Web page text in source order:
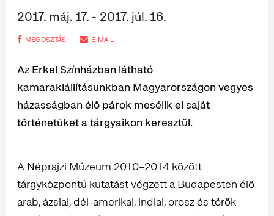
2017. máj. 17. - 2017. júl. 16.
MEGOSZTÁS E-MAIL
Az Erkel Színházban látható
kamarakiállításunkban Magyarországon vegyes
házasságban élő párok mesélik el saját
történetüket a tárgyaikon keresztül.
A Néprajzi Múzeum 2010–2014 között
tárgyközpontú kutatást végzett a Budapesten élő
arab, ázsiai, dél-amerikai, indiai, orosz és török